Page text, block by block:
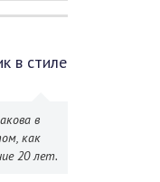
в стиле
в
как
20 лет.